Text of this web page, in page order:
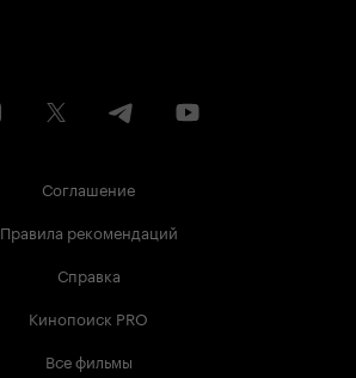
Соглашение
Правила рекомендаций
Справка
Кинопоиск PRO
Все фильмы